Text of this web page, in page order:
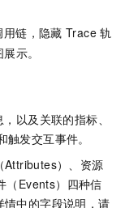
用链，隐藏 Trace 轨
示。
以及关联的指标、
发交互事件。
Attributes）、资源
（Events）四种信
情中的字段说明，请